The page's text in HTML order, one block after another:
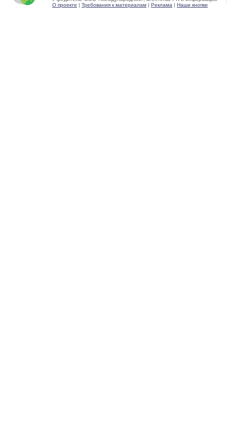
О проекте | Требования к материалам | Реклама | Наши кнопки